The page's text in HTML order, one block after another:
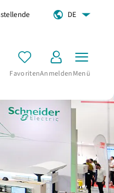
DE
FavoritenAnmeldenMenü